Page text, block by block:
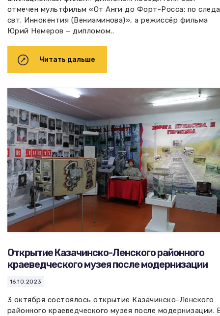
отмечен мультфильм «От Анги до Форт-Росса: по
свт. Иннокентия (Вениаминова)», а режиссёр фильма
Юрий Немеров – дипломом..
Читать дальше
Открытие Казачинско-Ленского районного
краеведческого музея после модернизации
16.10.2023
3 октября состоялось открытие Казачинско-Ленского
районного краеведческого музея после модернизации.